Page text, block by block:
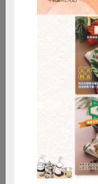
力象股份有限公司
加州湯普森葡萄
雞蛋